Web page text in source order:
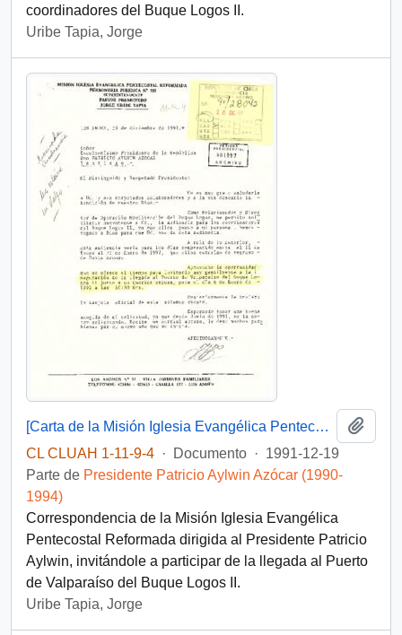
coordinadores del Buque Logos II.
Uribe Tapia, Jorge
[Carta de la Misión Iglesia Evangélica Pentecostal Reformada]
CL CLUAH 1-11-9-4 · Documento · 1991-12-19
Parte de Presidente Patricio Aylwin Azócar (1990-
1994)
Correspondencia de la Misión Iglesia Evangélica
Pentecostal Reformada dirigida al Presidente Patricio
Aylwin, invitándole a participar de la llegada al Puerto
de Valparaíso del Buque Logos II.
Uribe Tapia, Jorge